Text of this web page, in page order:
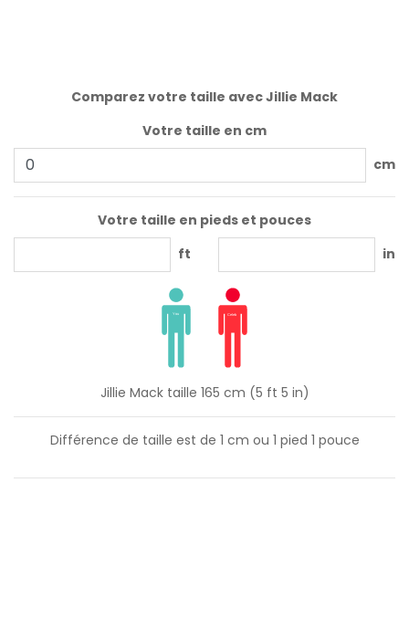
Comparez votre taille avec Jillie Mack
Votre taille en cm
cm
Votre taille en pieds et pouces
ft
in
Jillie Mack taille 165 cm (5 ft 5 in)
Différence de taille est de 1 cm ou 1 pied 1 pouce